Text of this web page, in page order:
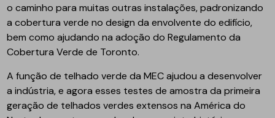
o caminho para muitas outras instalações, padronizando
a cobertura verde no design da envolvente do edifício,
bem como ajudando na adoção do Regulamento da
Cobertura Verde de Toronto.
A função de telhado verde da MEC ajudou a desenvolver
a indústria, e agora esses testes de amostra da primeira
geração de telhados verdes extensos na América do